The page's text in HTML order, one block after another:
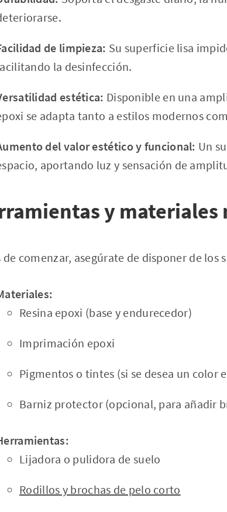
de limpieza: Su superficie lisa
la desinfección.
estética: Disponible en una
se adapta tanto a estilos modernos
del valor estético y funcional: Un
aportando luz y sensación de
y materiales
de comenzar, asegúrate de disponer de los
Resina epoxi (base y endurecedor)
Imprimación epoxi
Pigmentos o tintes (si se desea un color
Barniz protector (opcional, para añadir
Lijadora o pulidora de suelo
Rodillos y brochas de pelo corto